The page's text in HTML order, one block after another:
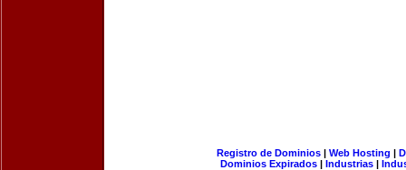
Registro de Dominios| Web Hosting |
Dominios Expirados | Industrias |